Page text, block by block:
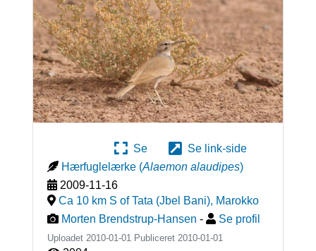
Se
Se link-side
Hærfuglelærke (Alaemon alaudipes)
2009-11-16
Ca 10 km S of Tata (Jbel Bani), Marokko
Morten Brendstrup-Hansen - Se profil
Uploadet 2010-01-01 Publiceret 2010-01-01